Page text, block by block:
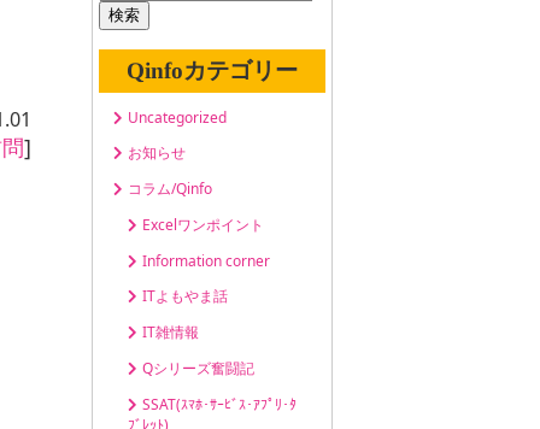
]
検索
Qinfoカテゴリー
Uncategorized
お知らせ
コラム/Qinfo
Excelワンポイント
Information corner
ITよもやま話
IT雑情報
Qシリーズ奮闘記
SSAT(ｽﾏﾎ･ｻｰﾋﾞｽ･ｱﾌﾟﾘ･ﾀ
ﾌﾞﾚｯﾄ)